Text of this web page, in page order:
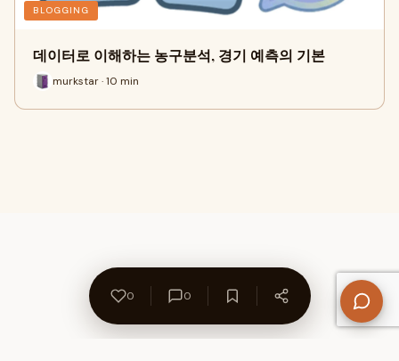
BLOGGING
데이터로 이해하는 농구분석, 경기 예측의 기본
murkstar · 10 min
0 0